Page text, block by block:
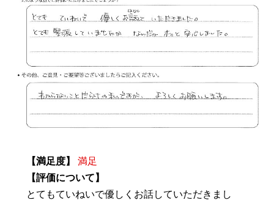
【満足度】
満足
【評価について】
とてもていねいで優しくお話していただきまし